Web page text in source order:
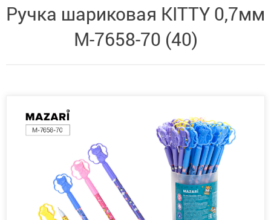
Ручка шариковая KITTY 0,7мм
М-7658-70 (40)